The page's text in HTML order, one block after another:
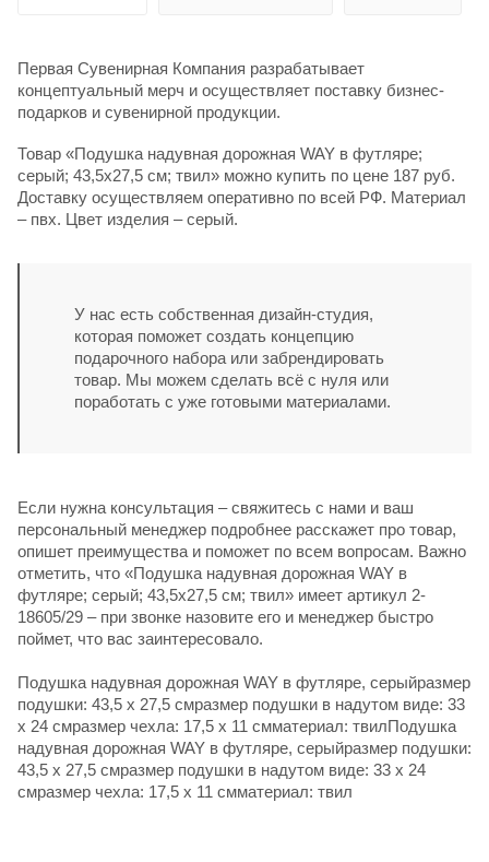
Первая Сувенирная Компания разрабатывает
концептуальный мерч и осуществляет поставку бизнес-
подарков и сувенирной продукции.
Товар «Подушка надувная дорожная WAY в футляре;
серый; 43,5х27,5 см; твил» можно купить по цене 187 руб.
Доставку осуществляем оперативно по всей РФ. Материал
– пвх. Цвет изделия – серый.
У нас есть собственная дизайн-студия,
которая поможет создать концепцию
подарочного набора или забрендировать
товар. Мы можем сделать всё с нуля или
поработать с уже готовыми материалами.
Если нужна консультация – свяжитесь с нами и ваш
персональный менеджер подробнее расскажет про товар,
опишет преимущества и поможет по всем вопросам. Важно
отметить, что «Подушка надувная дорожная WAY в
футляре; серый; 43,5х27,5 см; твил» имеет артикул 2-
18605/29 – при звонке назовите его и менеджер быстро
поймет, что вас заинтересовало.
Подушка надувная дорожная WAY в футляре, серыйразмер
подушки: 43,5 х 27,5 смразмер подушки в надутом виде: 33
x 24 смразмер чехла: 17,5 х 11 смматериал: твилПодушка
надувная дорожная WAY в футляре, серыйразмер подушки:
43,5 х 27,5 смразмер подушки в надутом виде: 33 x 24
смразмер чехла: 17,5 х 11 смматериал: твил